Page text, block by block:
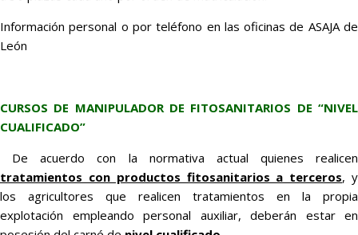
Información personal o por teléfono en las oficinas de ASAJA de
León
CURSOS DE MANIPULADOR DE FITOSANITARIOS DE “NIVEL
CUALIFICADO”
De acuerdo con la normativa actual quienes realicen
tratamientos con productos fitosanitarios a terceros, y
los agricultores que realicen tratamientos en la propia
explotación empleando personal auxiliar, deberán estar en